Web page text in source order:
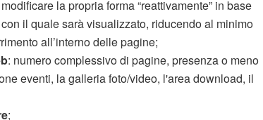
la propria forma “reattivamente” in base
il quale sarà visualizzato, riducendo al minimo
all’interno delle pagine;
: numero complessivo di pagine, presenza o meno
eventi, la galleria foto/video, l'area download, il
;